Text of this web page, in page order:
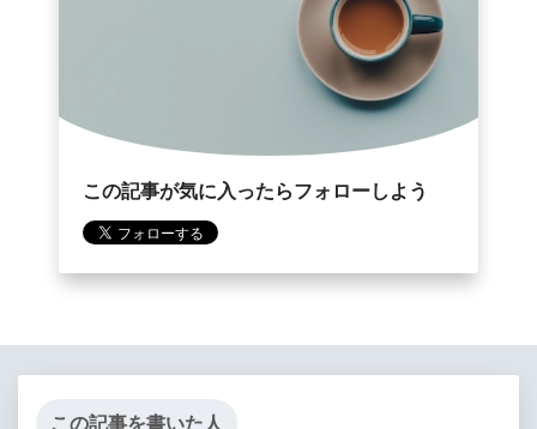
この記事が気に入ったらフォローしよう
この記事を書いた人